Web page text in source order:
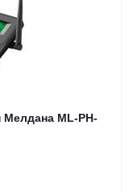
ML-PH-